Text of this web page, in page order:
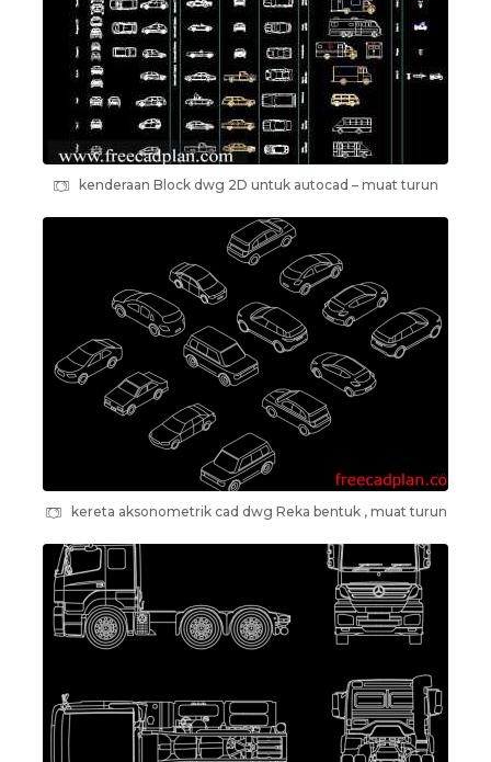
kenderaan Block dwg 2D untuk autocad – muat turun
kereta aksonometrik cad dwg Reka bentuk , muat turun